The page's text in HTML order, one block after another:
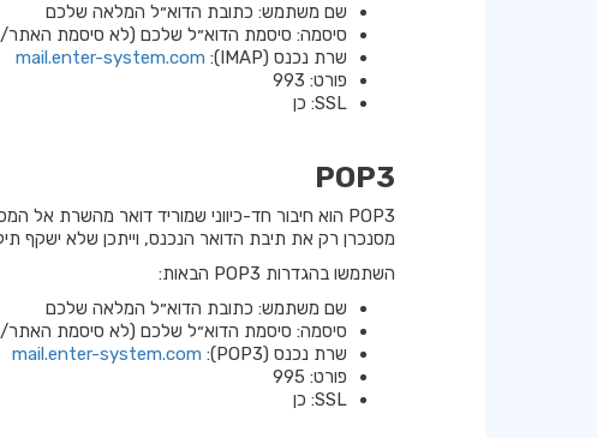
שם משתמש: כתובת הדוא״ל המלאה שלכם
סיסמה: סיסמת הדוא״ל שלכם (לא סיסמת האתר/
שרת נכנס (IMAP):
mail.enter-system.com
פורט: 993
SSL: כן
POP3
מסנכרן רק את תיבת הדואר הנכנס, וייתכן שלא ישקף
השתמשו בהגדרות POP3 הבאות:
שם משתמש: כתובת הדוא״ל המלאה שלכם
סיסמה: סיסמת הדוא״ל שלכם (לא סיסמת האתר/
שרת נכנס (POP3):
mail.enter-system.com
פורט: 995
SSL: כן